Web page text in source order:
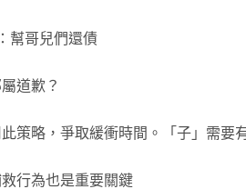
幫哥兒們還債
道歉？
策略，爭取緩衝時間。「子」需要
行為也是重要關鍵